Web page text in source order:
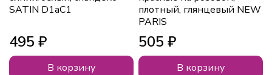
SATIN D1аС1
495 ₽
В корзину
плотный, глянцевый NEW
PARIS
505 ₽
В корзину